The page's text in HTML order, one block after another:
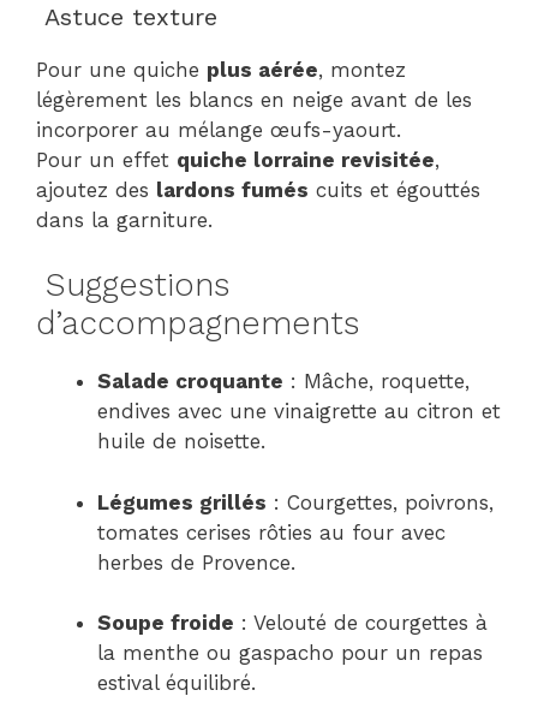
Astuce texture
Pour une quiche plus aérée, montez
légèrement les blancs en neige avant de les
incorporer au mélange œufs-yaourt.
Pour un effet quiche lorraine revisitée,
ajoutez des lardons fumés cuits et égouttés
dans la garniture.
Suggestions
d’accompagnements
Salade croquante : Mâche, roquette,
endives avec une vinaigrette au citron et
huile de noisette.
Légumes grillés : Courgettes, poivrons,
tomates cerises rôties au four avec
herbes de Provence.
Soupe froide : Velouté de courgettes à
la menthe ou gaspacho pour un repas
estival équilibré.